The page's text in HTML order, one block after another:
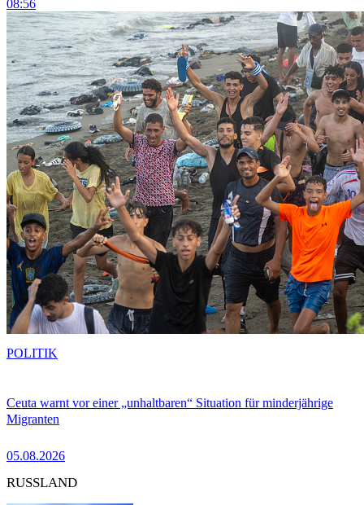
08:56
Ceuta warnt vor einer „unhaltbaren“ Situation für minderjährige
Migranten
05.08.2026
POLITIK
RUSSLAND